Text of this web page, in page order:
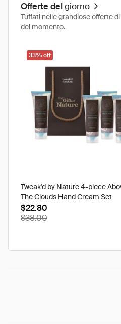
Offerte delgiorno
Tuffati nelle grandiose offerte
del momento.
33% off
Tweak'd by Nature 4-piece
The Clouds Hand Cream Set
$22.80
$38.00